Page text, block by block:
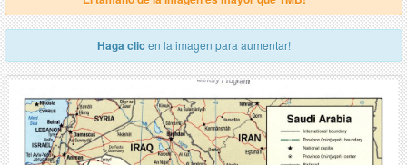
Haga clic en la imagen para aumentar!